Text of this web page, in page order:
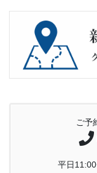
ご予
平日